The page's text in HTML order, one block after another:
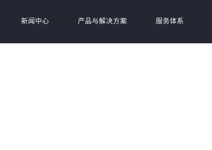
新闻中心 产品与解决方案 服务体系